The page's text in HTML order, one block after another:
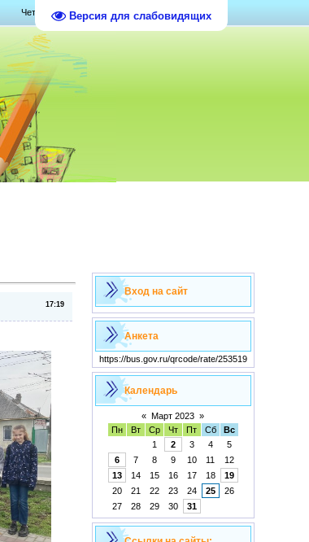
Версия для слабовидящих
Четверг, 06.08.2026, 22:21
17:19
Вход на сайт
Анкета
https://bus.gov.ru/qrcode/rate/253519
Календарь
« Март 2023 »
Пн
Вт Ср Чт Пт Сб
Вс
1
2 3 4
5
6
7 8 9 10 11
12
13
14 15 16 17 18
19
20
21 22 23 24 25
26
27
28 29 30 31